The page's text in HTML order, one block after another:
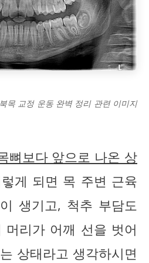
목 교정 운동 완벽 정리 관련 이미지
뼈보다 앞으로 나온 상
게 되면 목 주변 근육
생기고, 척추 부담도
머리가 어깨 선을 벗어
상태라고 생각하시면